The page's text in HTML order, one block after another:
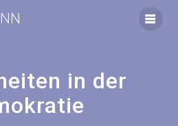
in der